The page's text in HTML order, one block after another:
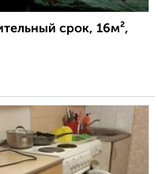
срок, 16м²,